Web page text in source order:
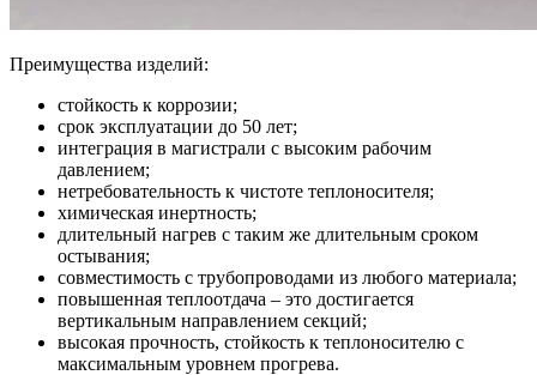
Преимущества изделий:
стойкость к коррозии;
срок эксплуатации до 50 лет;
интеграция в магистрали с высоким рабочим
давлением;
нетребовательность к чистоте теплоносителя;
химическая инертность;
длительный нагрев с таким же длительным сроком
остывания;
совместимость с трубопроводами из любого материала;
повышенная теплоотдача – это достигается
вертикальным направлением секций;
высокая прочность, стойкость к теплоносителю с
максимальным уровнем прогрева.